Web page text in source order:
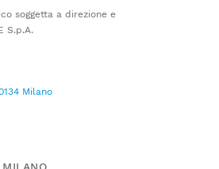
soggetta a direzione e
S.p.A.
Milano